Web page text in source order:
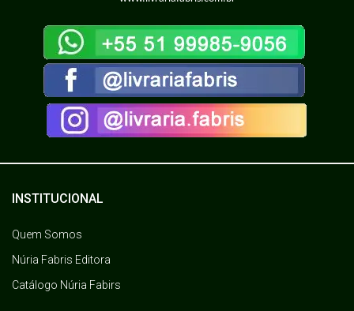
INSTITUCIONAL
Quem Somos
Núria Fabris Editora
Catálogo Núria Fabirs